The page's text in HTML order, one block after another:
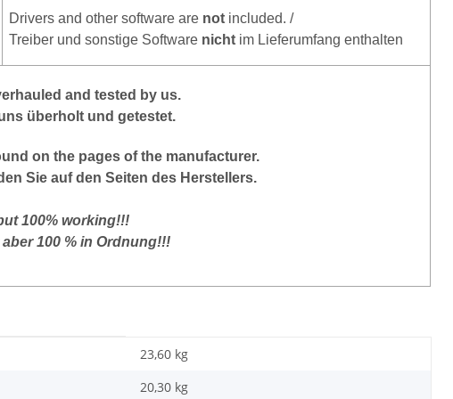
Drivers and other software are notincluded. /
Treiber und sonstige Software nichtim Lieferumfang enthalten
and tested by us.
überholt und getestet.
on the pages of the manufacturer.
Sie auf den Seiten des Herstellers.
100% working!!!
100 % in Ordnung!!!
23,60 kg
20,30 kg